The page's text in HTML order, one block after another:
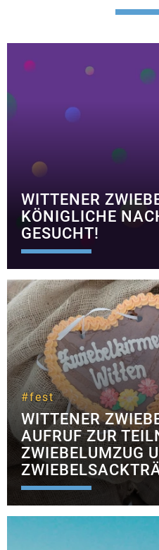
WITTENER
KÖNIGLICHE
GESUCHT!
#fest
WITTENER
AUFRUF ZUR
ZWIEBELUMZUG